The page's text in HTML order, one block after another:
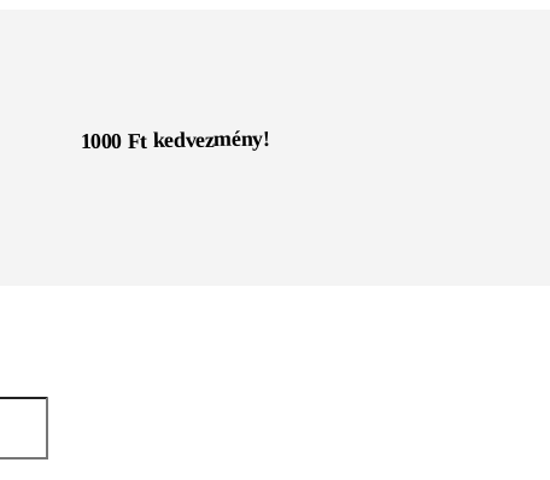
1000 Ft kedvezmény!